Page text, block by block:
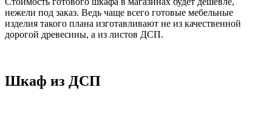
нежели под заказ. Ведь чаще всего готовые мебельные
изделия такого плана изготавливают не из качественной
дорогой древесины, а из листов ДСП.
Шкаф из ДСП